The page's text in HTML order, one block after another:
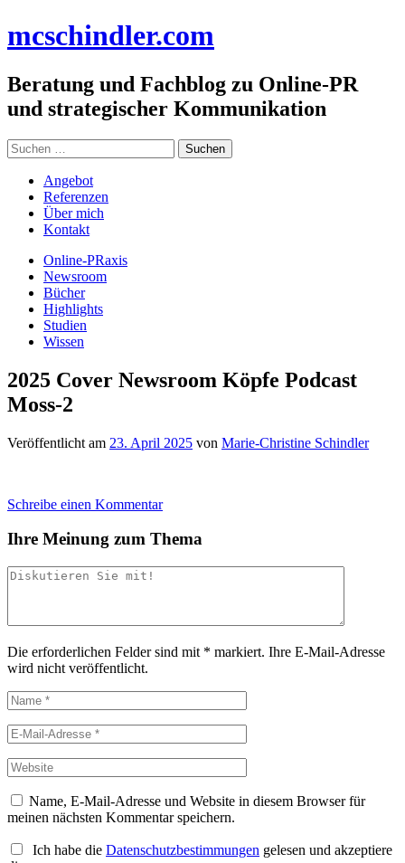
Inhalt
mcschindler.com
Beratung und Fachblog zu Online-PR
und strategischer Kommunikation
Suchen
nach:
Angebot
Referenzen
Über mich
Kontakt
Online-PRaxis
Newsroom
Bücher
Highlights
Studien
Wissen
2025 Cover Newsroom Köpfe Podcast
Moss-2
Veröffentlicht am 23. April 2025 von Marie-Christine Schindler
Schreibe einen Kommentar
Ihre Meinung zum Thema
Die erforderlichen Felder sind mit * markiert. Ihre E-Mail-Adresse
wird nicht veröffentlicht.
Name, E-Mail-Adresse und Website in diesem Browser für
meinen nächsten Kommentar speichern.
Ich habe die Datenschutzbestimmungen gelesen und akzeptiere